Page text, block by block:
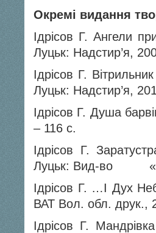
Окремі видання
Ідрісов Г. Ангели
Луцьк: Надстир’я,
Ідрісов Г.
Луцьк: Надстир’я,
Ідрісов Г. Душа
– 116 с.
Ідрісов Г.
Луцьк: Вид-во
Ідрісов Г. …І Дух
ВАТ Вол. обл. друк.,
Ідрісов Г.